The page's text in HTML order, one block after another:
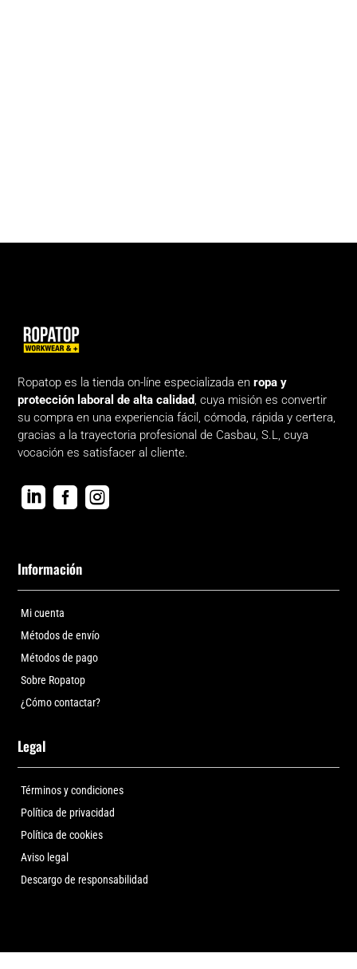
Ropatop es la tienda on-líne especializada enropa y
protección laboral de alta calidad, cuya misión es convertir
su compra en una experiencia fácil, cómoda, rápida y certera,
gracias a la trayectoria profesional de Casbau, S.L, cuya
vocación es satisfacer al cliente.
  
Información
Mi cuenta
Métodos de envío
Métodos de pago
Sobre Ropatop
¿Cómo contactar?
Legal
Términos y condiciones
Política de privacidad
Política de cookies
Aviso legal
Descargo de responsabilidad